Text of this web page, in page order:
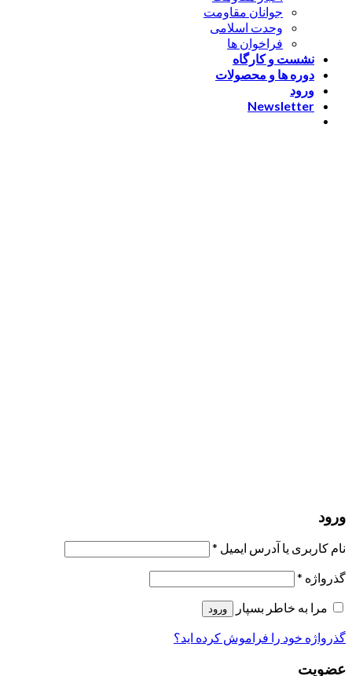
جوانان مقاومت
وحدت اسلامی
فراخوان ها
نشست و کارگاه
دوره ها و محصولات
ورود
Newsletter
ورود
نام کاربری یا آدرس ایمیل *
گذرواژه *
مرا به خاطر بسپار
ورود
گذرواژه خود را فراموش کرده اید؟
عضویت